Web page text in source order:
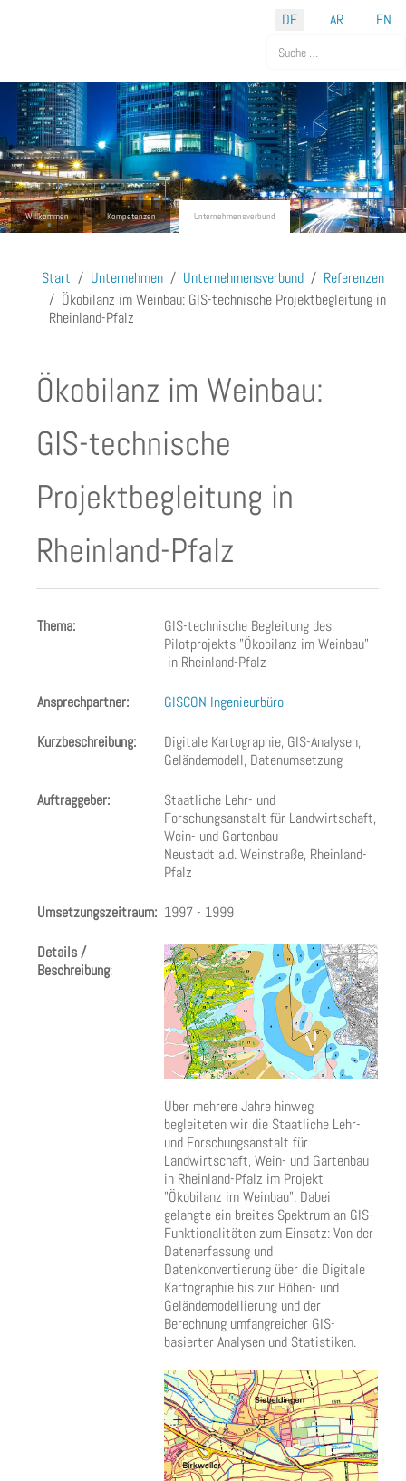
DE AR
EN
Willkommen Kompetenzen Unternehmensverbund
Start Unternehmen Unternehmensverbund
Referenzen
Ökobilanz im Weinbau: GIS-technische Projektbegleitung in
Rheinland-Pfalz
Ökobilanz im Weinbau:
GIS-technische
Projektbegleitung in
Rheinland-Pfalz
Thema:
GIS-technische Begleitung des
Pilotprojekts "Ökobilanz im Weinbau"
in Rheinland-Pfalz
Ansprechpartner: GISCON Ingenieurbüro
Kurzbeschreibung:
Digitale Kartographie, GIS-Analysen,
Geländemodell, Datenumsetzung
Auftraggeber:
Staatliche Lehr- und
Forschungsanstalt für Landwirtschaft,
Wein- und Gartenbau
Neustadt a.d. Weinstraße, Rheinland-
Pfalz
Umsetzungszeitraum: 1997 - 1999
Details /
Beschreibung:
Über mehrere Jahre hinweg
begleiteten wir die Staatliche Lehr-
und Forschungsanstalt für
Landwirtschaft, Wein- und Gartenbau
in Rheinland-Pfalz im Projekt
"Ökobilanz im Weinbau". Dabei
gelangte ein breites Spektrum an GIS-
Funktionalitäten zum Einsatz: Von der
Datenerfassung und
Datenkonvertierung über die Digitale
Kartographie bis zur Höhen- und
Geländemodellierung und der
Berechnung umfangreicher GIS-
basierter Analysen und Statistiken.